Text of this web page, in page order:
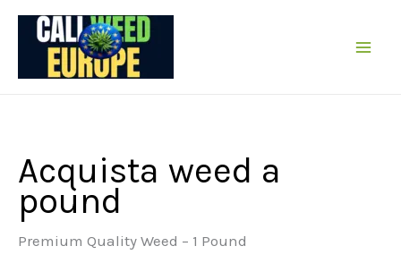
Vai
contenuto
Acquista weed a
pound
Premium Quality Weed – 1 Pound